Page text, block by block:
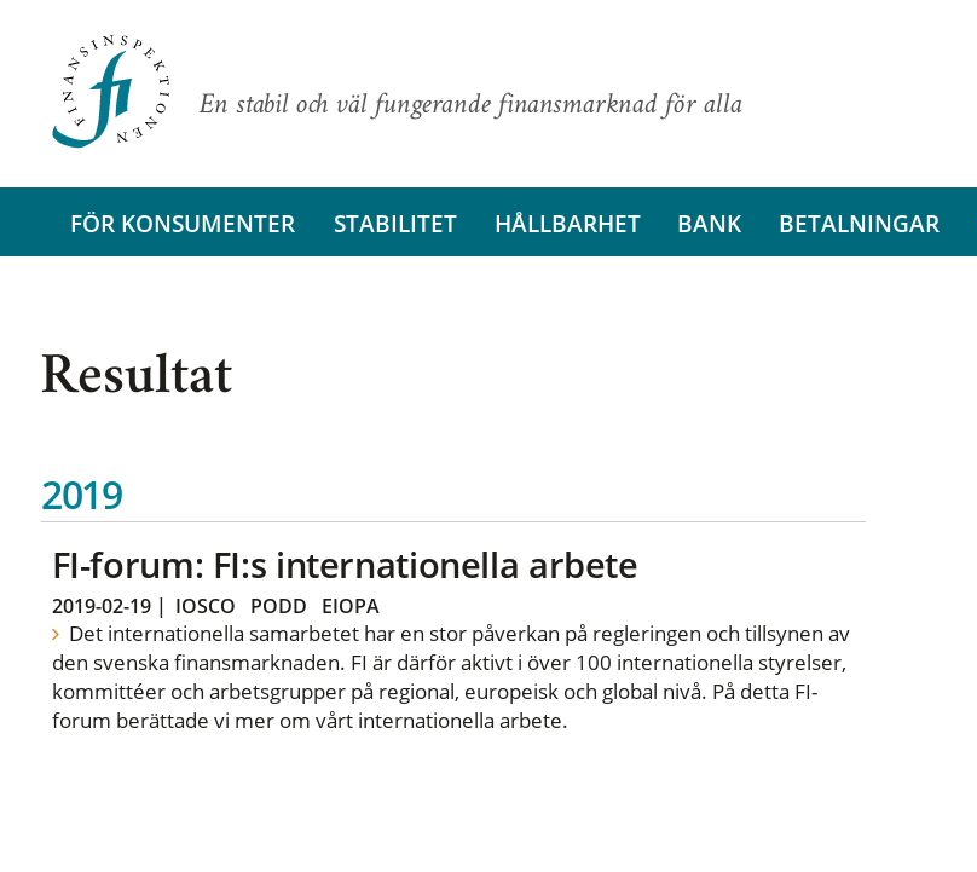
En stabil och väl fungerande finansmarknad för alla
FÖR KONSUMENTER STABILITET HÅLLBARHET BANK BETALNINGAR
Resultat
2019
FI-forum: FI:s internationella arbete
2019-02-19| IOSCO PODD EIOPA
Det internationella samarbetet har en stor påverkan på regleringen och tillsynen av
den svenska finansmarknaden. FI är därför aktivt i över 100 internationella styrelser,
kommittéer och arbetsgrupper på regional, europeisk och global nivå. På detta FI-
forum berättade vi mer om vårt internationella arbete.